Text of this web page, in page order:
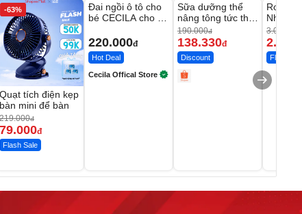
-63%
Quạt tích điện kẹp
bàn mini để bàn
219.000đ
79.000đ
Flash Sale
Đai ngồi ô tô cho
bé CECILA cho bé
220.000đ
Hot Deal
Cecila Offical Store
-27%
Sữa dưỡng thể
nâng tông tức thì
Vaseline Body
190.000đ
138.330đ
Discount
Robot
Nhà -
Thông
3.000.000
Flash Sale